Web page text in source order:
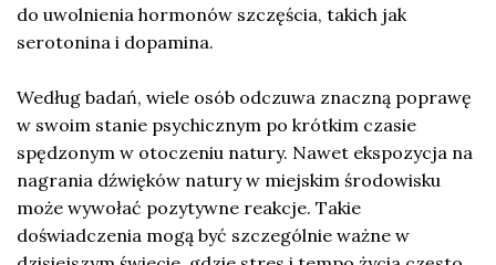
do uwolnienia hormonów szczęścia, takich jak
serotonina i dopamina.
Według badań, wiele osób odczuwa znaczną poprawę
w swoim stanie psychicznym po krótkim czasie
spędzonym w otoczeniu natury. Nawet ekspozycja na
nagrania dźwięków natury w miejskim środowisku
może wywołać pozytywne reakcje. Takie
doświadczenia mogą być szczególnie ważne w